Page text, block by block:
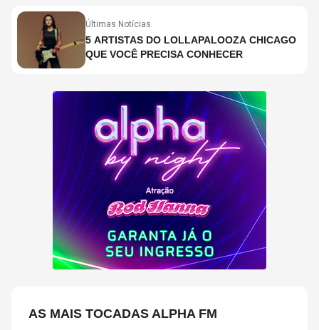
Últimas Notícias
5 ARTISTAS DO LOLLAPALOOZA CHICAGO
QUE VOCÊ PRECISA CONHECER
AS MAIS TOCADAS ALPHA FM